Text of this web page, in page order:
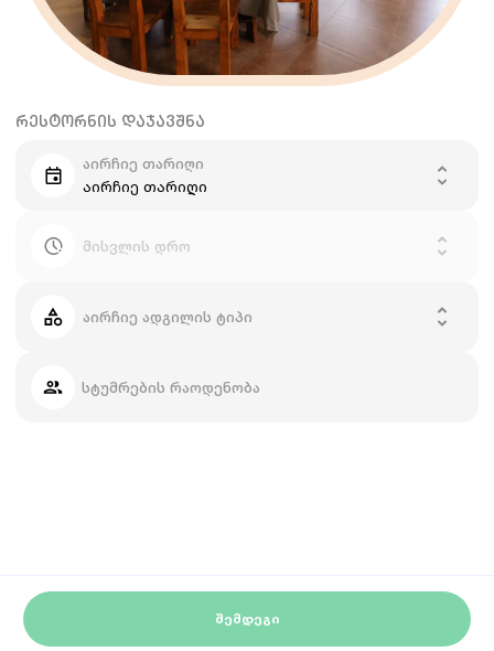
ᲠᲔᲡᲢᲝᲠᲜᲘᲡ ᲓᲐᲯᲐᲕᲨᲜᲐ
აირჩიე თარიღი
აირჩიე თარიღი
მისვლის დრო
აირჩიე ადგილის ტიპი
სტუმრების რაოდენობა
ᲨᲔᲛᲓᲔᲒᲘ